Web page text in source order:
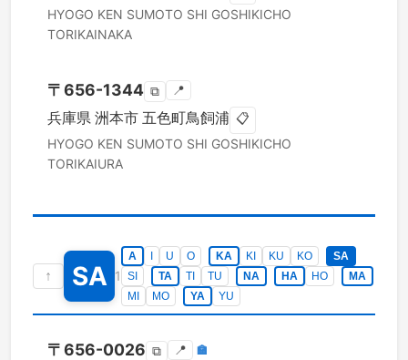
HYOGO KEN SUMOTO SHI GOSHIKICHO
TORIKAINAKA
〒656-1344 ⧉ 📍
兵庫県 洲本市 五色町鳥飼浦 📋
HYOGO KEN SUMOTO SHI GOSHIKICHO
TORIKAIURA
↑ SA 1
A U O KA KI KU KO
SA
SI
TA TI TU NA HA HO
MA
MI
MO YA YU
〒656-0026 ⧉ 📍 🏣